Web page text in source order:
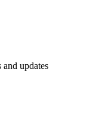
updates